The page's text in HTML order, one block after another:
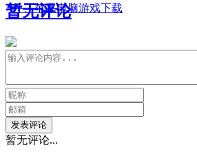
件、苹果电脑游戏下载
暂无评论
发表评论
暂无评论...